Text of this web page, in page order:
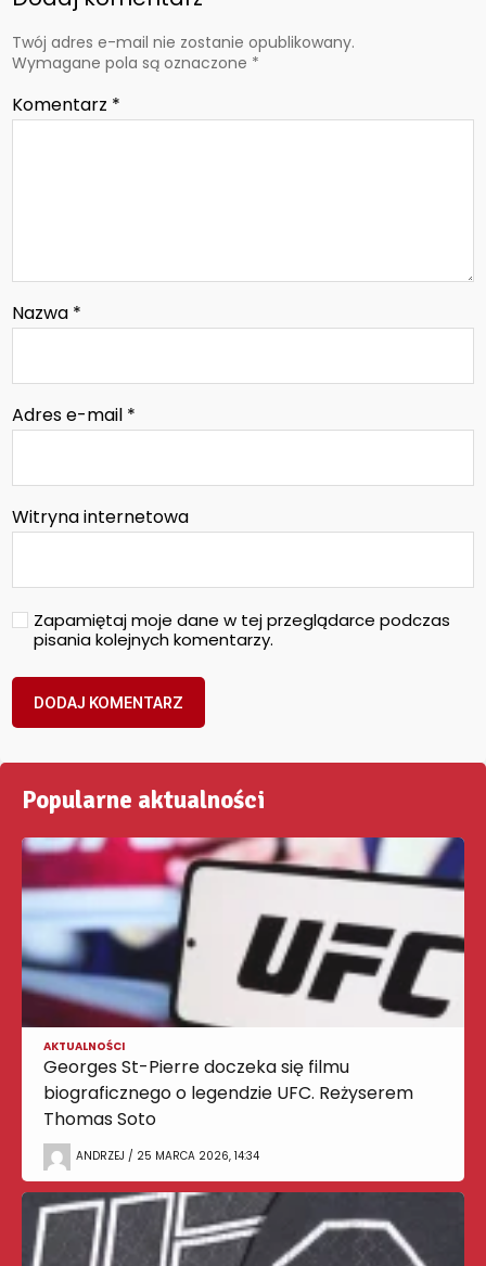
Twój adres e-mail nie zostanie opublikowany.
Wymagane pola są oznaczone *
Komentarz *
Nazwa *
Adres e-mail *
Witryna internetowa
Zapamiętaj moje dane w tej przeglądarce podczas
pisania kolejnych komentarzy.
Popularne aktualności
AKTUALNOŚCI
Georges St-Pierre doczeka się filmu
biograficznego o legendzie UFC. Reżyserem
Thomas Soto
ANDRZEJ / 25 MARCA 2026, 14:34